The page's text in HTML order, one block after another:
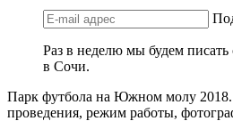
Раз в неделю мы будем
в Сочи.
Парк футбола на Южном молу 2018.
проведения, режим работы,